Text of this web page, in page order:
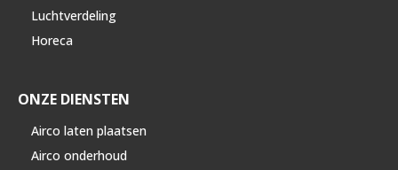
Luchtverdeling
Horeca
ONZE DIENSTEN
Airco laten plaatsen
Airco onderhoud